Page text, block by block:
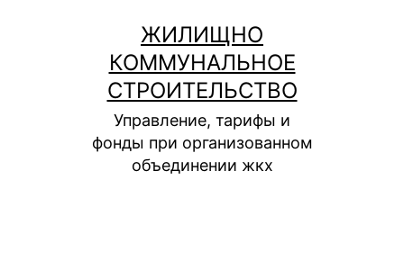
содержимому
ЖИЛИЩНО
КОММУНАЛЬНОЕ
СТРОИТЕЛЬСТВО
Управление, тарифы и
фонды при организованном
объединении жкх